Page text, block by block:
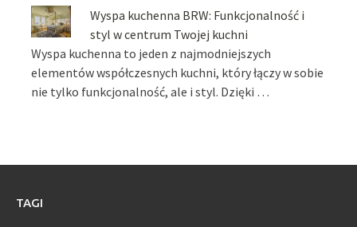
Wyspa kuchenna BRW: Funkcjonalność i
styl w centrum Twojej kuchni
Wyspa kuchenna to jeden z najmodniejszych
elementów współczesnych kuchni, który łączy w sobie
nie tylko funkcjonalność, ale i styl. Dzięki …
TAGI